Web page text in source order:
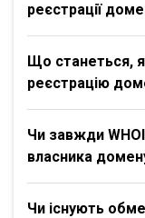
реєстрації
Що станеться,
реєстрацію
Чи завжди
власника
Чи існують